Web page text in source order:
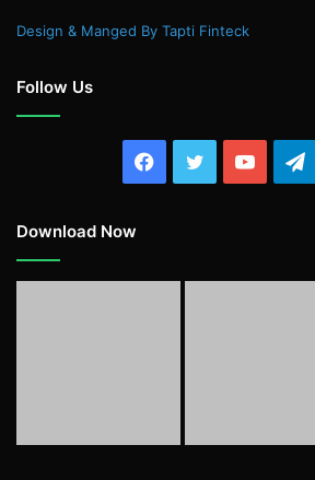
Design & Manged By Tapti Finteck
Follow Us
Facebook
Twitter
Download Now